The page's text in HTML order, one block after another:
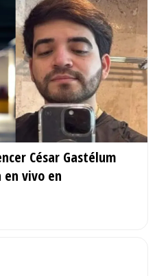
César Gastélum
vivo en